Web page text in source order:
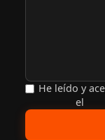
He leído y
el